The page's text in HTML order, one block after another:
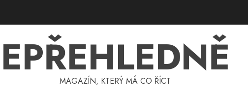
EPŘEHLEDNĚ
MAGAZÍN, KTERÝ MÁ CO ŘÍCT